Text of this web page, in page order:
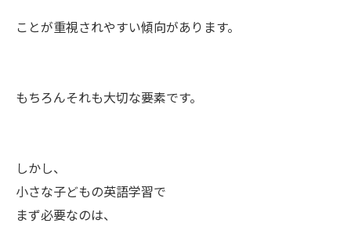
ことが重視されやすい傾向があります。
もちろんそれも大切な要素です。
しかし、
小さな子どもの英語学習で
まず必要なのは、